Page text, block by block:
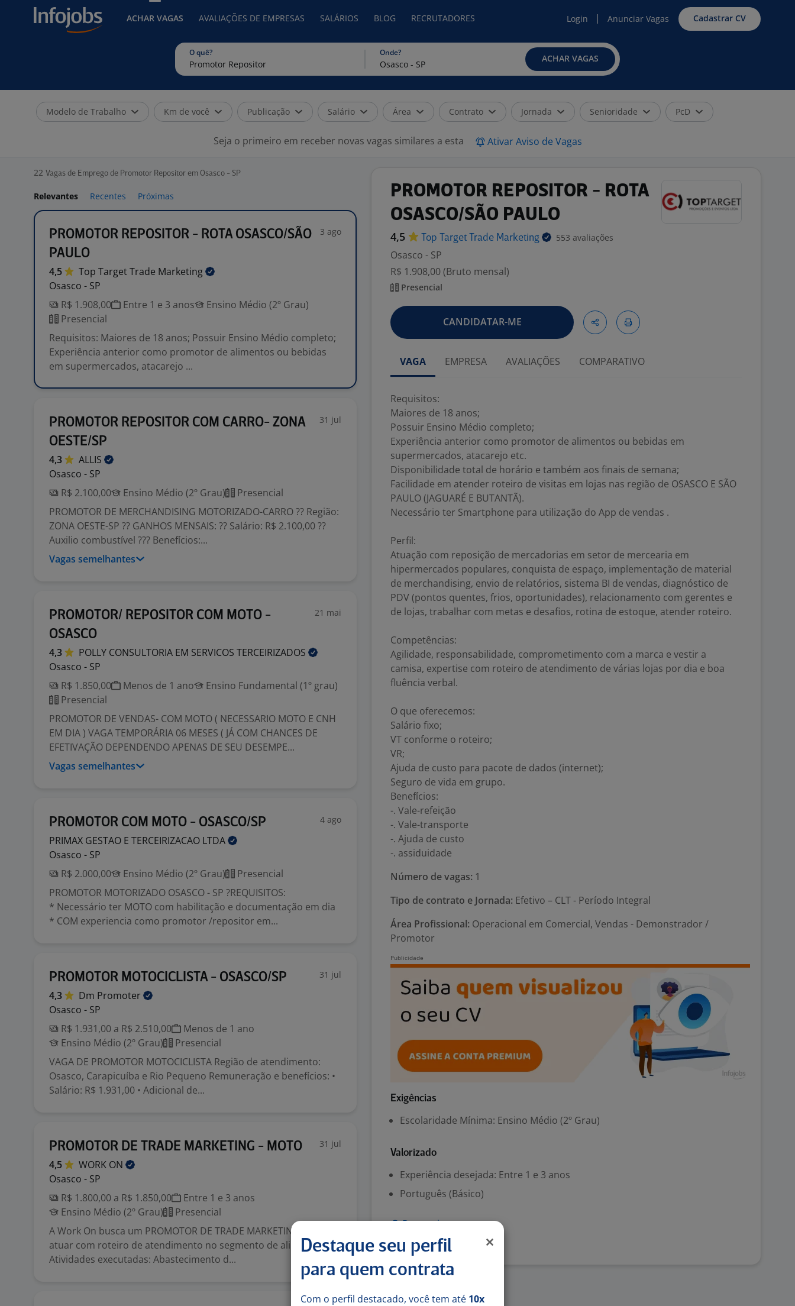
ACHAR VAGAS AVALIAÇÕES DE EMPRESAS SALÁRIOS BLOG RECRUTADORES Login Anunciar Vagas Cadastrar CV
O quê? Onde?
ACHAR VAGAS
Modelo de Trabalho Km de você Publicação Salário Área Contrato Jornada Senioridade PcD
Seja o primeiro em receber novas vagas similares a esta Ativar Aviso de Vagas
22 Vagas de Emprego de Promotor Repositor em Osasco - SP
Relevantes Recentes Próximas
PROMOTOR REPOSITOR - ROTA OSASCO/SÃO
PAULO
3 ago
4,5 Top Target Trade Marketing
Osasco - SP
R$ 1.908,00
Entre 1 e 3 anos
Ensino Médio (2º Grau)
Presencial
Requisitos: Maiores de 18 anos; Possuir Ensino Médio completo;
Experiência anterior como promotor de alimentos ou bebidas
em supermercados, atacarejo ...
PROMOTOR REPOSITOR COM CARRO- ZONA
OESTE/SP
31 jul
4,3
ALLIS
Osasco - SP
R$ 2.100,00
Ensino Médio (2º Grau)
Presencial
PROMOTOR DE MERCHANDISING MOTORIZADO-CARRO ?? Região:
ZONA OESTE-SP ?? GANHOS MENSAIS: ?? Salário: R$ 2.100,00 ??
Auxilio combustível ??? Benefícios:...
Vagas semelhantes
PROMOTOR/ REPOSITOR COM MOTO -
OSASCO
21 mai
4,3 POLLY CONSULTORIA EM SERVICOS TERCEIRIZADOS
Osasco - SP
R$ 1.850,00
Menos de 1 ano
Ensino Fundamental (1º grau)
Presencial
PROMOTOR DE VENDAS- COM MOTO ( NECESSARIO MOTO E CNH
EM DIA ) VAGA TEMPORÁRIA 06 MESES ( JÁ COM CHANCES DE
EFETIVAÇÃO DEPENDENDO APENAS DE SEU DESEMPE...
Vagas semelhantes
PROMOTOR COM MOTO - OSASCO/SP 4 ago
PRIMAX GESTAO E TERCEIRIZACAO LTDA
Osasco - SP
R$ 2.000,00
Ensino Médio (2º Grau)
Presencial
PROMOTOR MOTORIZADO OSASCO - SP ?REQUISITOS:
* Necessário ter MOTO com habilitação e documentação em dia
* COM experiencia como promotor /repositor em...
PROMOTOR MOTOCICLISTA - OSASCO/SP 31 jul
4,3 Dm Promoter
Osasco - SP
R$ 1.931,00 a R$ 2.510,00
Menos de 1 ano
Ensino Médio (2º Grau)
Presencial
VAGA DE PROMOTOR MOTOCICLISTA Região de atendimento:
Osasco, Carapicuíba e Rio Pequeno Remuneração e benefícios: •
Salário: R$ 1.931,00 • Adicional de...
PROMOTOR DE TRADE MARKETING - MOTO 31 jul
4,5 WORK ON
Osasco - SP
R$ 1.800,00 a R$ 1.850,00
Entre 1 e 3 anos
Ensino Médio (2º Grau)
Presencial
A Work On busca um PROMOTOR DE TRADE MARKETING para
atuar com roteiro de atendimento no segmento de alimentos.
Atividades executadas: Abastecimento d...
PROMOTOR REPOSITOR - ROTA
OSASCO/SÃO PAULO
4,5 Top Target Trade Marketing 553 avaliações
Osasco - SP
R$ 1.908,00 (Bruto mensal)
Presencial
CANDIDATAR-ME
VAGA EMPRESA AVALIAÇÕES COMPARATIVO
Requisitos:
Maiores de 18 anos;
Possuir Ensino Médio completo;
Experiência anterior como promotor de alimentos ou bebidas em
supermercados, atacarejo etc.
Disponibilidade total de horário e também aos finais de semana;
Facilidade em atender roteiro de visitas em lojas nas região de OSASCO E SÃO
PAULO (JAGUARÉ E BUTANTÃ).
Necessário ter Smartphone para utilização do App de vendas .
Perfil:
Atuação com reposição de mercadorias em setor de mercearia em
hipermercados populares, conquista de espaço, implementação de material
de merchandising, envio de relatórios, sistema BI de vendas, diagnóstico de
PDV (pontos quentes, frios, oportunidades), relacionamento com gerentes e
de lojas, trabalhar com metas e desafios, rotina de estoque, atender roteiro.
Competências:
Agilidade, responsabilidade, comprometimento com a marca e vestir a
camisa, expertise com roteiro de atendimento de várias lojas por dia e boa
fluência verbal.
O que oferecemos:
Salário fixo;
VT conforme o roteiro;
VR;
Ajuda de custo para pacote de dados (internet);
Seguro de vida em grupo.
Benefícios:
-. Vale-refeição
-. Vale-transporte
-. Ajuda de custo
-. assiduidade
Número de vagas: 1
Tipo de contrato e Jornada: Efetivo – CLT - Período Integral
Área Profissional: Operacional em Comercial, Vendas - Demonstrador /
Promotor
Exigências
Escolaridade Mínima: Ensino Médio (2º Grau)
Valorizado
Experiência desejada: Entre 1 e 3 anos
Português (Básico)
Denunciar vaga
Destaque seu perfil
para quem contrata
Com o perfil destacado, você tem até 10x